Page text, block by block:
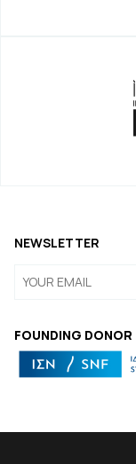
FOUNDING DONOR
NEWSLETTER